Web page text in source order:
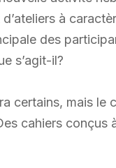
d’ateliers à
des
s’agit-il?
certains, mais
cahiers conçus